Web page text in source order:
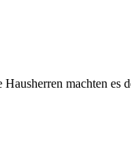
machten es